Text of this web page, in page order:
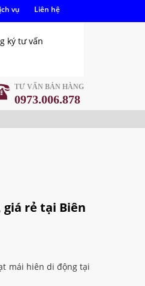
vụ Liên hệ
ký tư vấn
TƯ VẤN BÁN HÀNG
0973.006.878
rẻ tại Biên
mái hiên di động tại